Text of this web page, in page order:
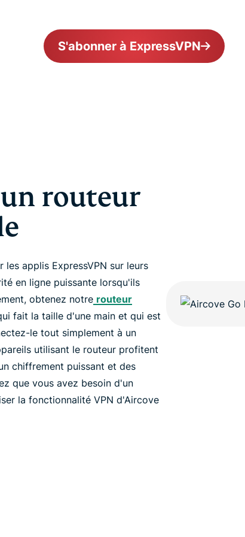
S'abonner à ExpressVPN
un routeur
applis ExpressVPN sur leurs
en ligne puissante lorsqu'ils
obtenez notre routeur
fait la taille d'une main et qui est
le tout simplement à un
utilisant le routeur profitent
chiffrement puissant et des
que vous avez besoin d'un
la fonctionnalité VPN d'Aircove